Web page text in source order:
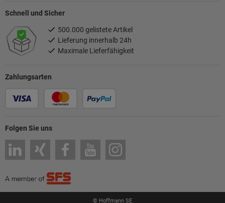
Folgen Sie uns
Zahlungsarten
Schnell und Sicher
500.000 gelistete Artikel
Lieferung innerhalb 24h
Maximale Lieferfähigkeit
© Hoffmann SE